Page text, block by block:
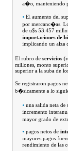
a�o, manteniendo
• El aumento del
por mercanc�as.
de u$s 53.457
importaciones de
implicando un alza
El rubro de servicios
millones, monto
superior a la suba de
Se registraron pagos
b�sicamente a lo
• una salida neta
incremento
mayor grado de
• pagos netos de
mayores pagos
rendimiento de las